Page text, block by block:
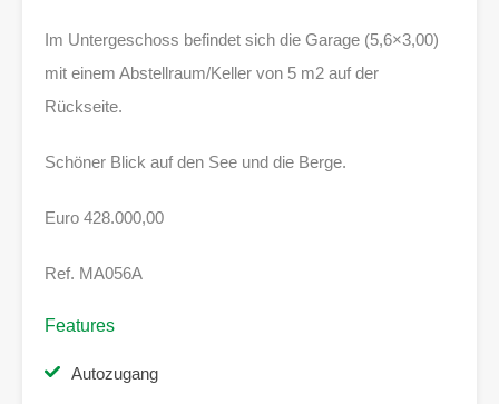
Im Untergeschoss befindet sich die Garage (5,6×3,00)
mit einem Abstellraum/Keller von 5 m2 auf der
Rückseite.
Schöner Blick auf den See und die Berge.
Euro 428.000,00
Ref. MA056A
Features
Autozugang